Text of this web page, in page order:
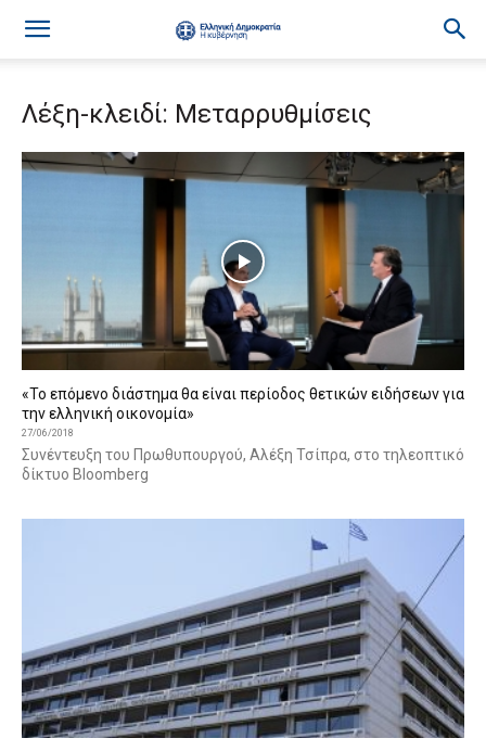
Λέξη-κλειδί: Μεταρρυθμίσεις
«Το επόμενο διάστημα θα είναι περίοδος θετικών ειδήσεων για
την ελληνική οικονομία»
27/06/2018
Συνέντευξη του Πρωθυπουργού, Αλέξη Τσίπρα, στο τηλεοπτικό
δίκτυο Bloomberg